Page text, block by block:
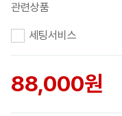
관련상품
세팅서비스
88,000원